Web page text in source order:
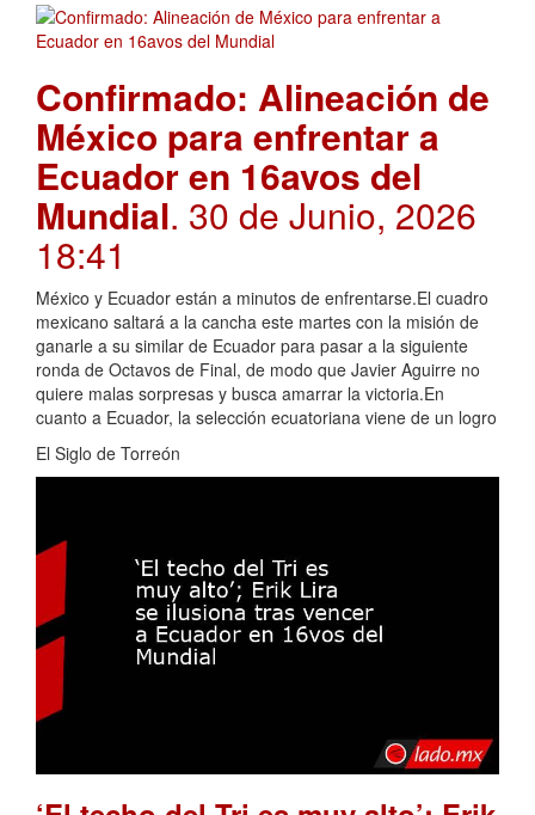
Confirmado: Alineación de
México para enfrentar a
Ecuador en 16avos del
Mundial. 30 de Junio, 2026
18:41
México y Ecuador están a minutos de enfrentarse.El cuadro
mexicano saltará a la cancha este martes con la misión de
ganarle a su similar de Ecuador para pasar a la siguiente
ronda de Octavos de Final, de modo que Javier Aguirre no
quiere malas sorpresas y busca amarrar la victoria.En
cuanto a Ecuador, la selección ecuatoriana viene de un logro
El Siglo de Torreón